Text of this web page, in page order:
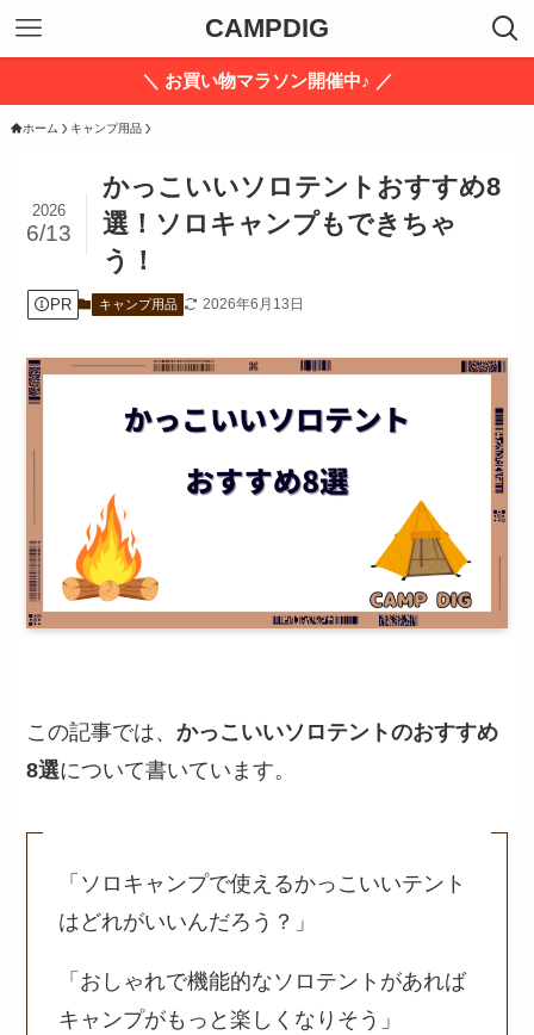
CAMPDIG
＼ お買い物マラソン開催中♪ ／
ホーム キャンプ用品
かっこいいソロテントおすすめ8
選！ソロキャンプもできちゃ
う！
2026
6/13
PR キャンプ用品 2026年6月13日
この記事では、かっこいいソロテントのおすすめ
8選について書いています。
「ソロキャンプで使えるかっこいいテント
はどれがいいんだろう？」
「おしゃれで機能的なソロテントがあれば
キャンプがもっと楽しくなりそう」